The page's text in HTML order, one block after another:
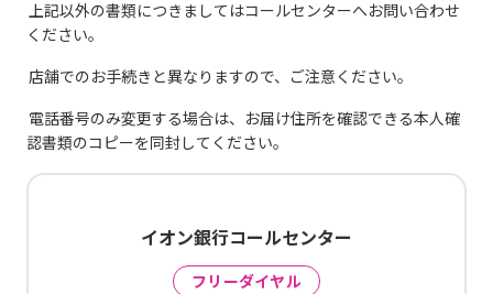
上記以外の書類につきましてはコールセンターへお問い合わせ
ください。
店舗でのお手続きと異なりますので、ご注意ください。
電話番号のみ変更する場合は、お届け住所を確認できる本人確
認書類のコピーを同封してください。
イオン銀行コールセンター
フリーダイヤル